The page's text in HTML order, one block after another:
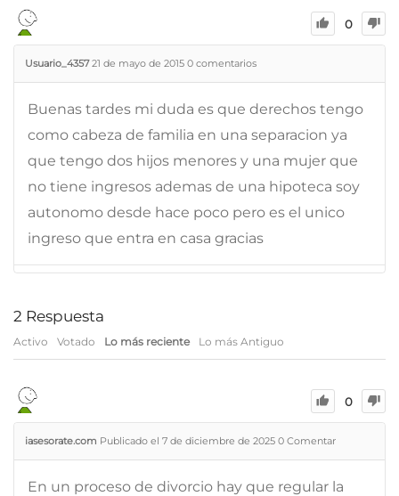
0
Usuario_4357 21 de mayo de 2015 0 comentarios
Buenas tardes mi duda es que derechos tengo
como cabeza de familia en una separacion ya
que tengo dos hijos menores y una mujer que
no tiene ingresos ademas de una hipoteca soy
autonomo desde hace poco pero es el unico
ingreso que entra en casa gracias
2 Respuesta
Activo Votado Lo más reciente Lo más Antiguo
0
iasesorate.com Publicado el 7 de diciembre de 2025 0 Comentar
En un proceso de divorcio hay que regular la